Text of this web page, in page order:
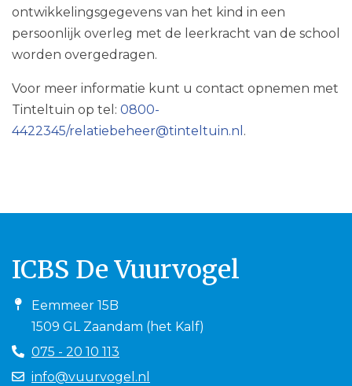
ontwikkelingsgegevens van het kind in een
persoonlijk overleg met de leerkracht van de school
worden overgedragen.
Voor meer informatie kunt u contact opnemen met
Tinteltuin op tel: 0800-
4422345/relatiebeheer@tinteltuin.nl .
ICBS De Vuurvogel
Eemmeer 15B
1509 GL Zaandam (het Kalf)
075 - 20 10 113
info@vuurvogel.nl